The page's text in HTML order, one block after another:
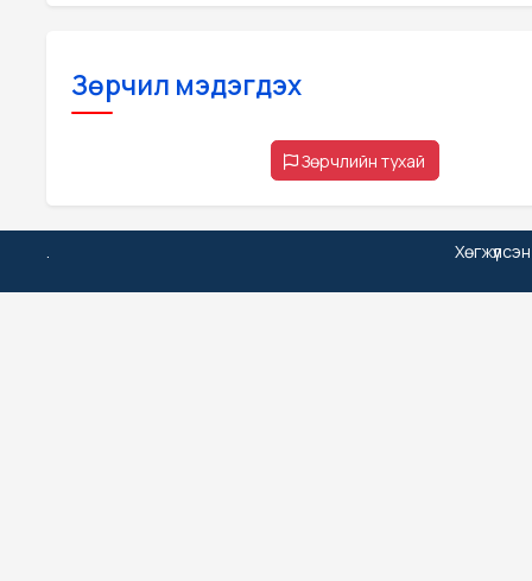
Зөрчил мэдэгдэх
Зөрчлийн тухай
.